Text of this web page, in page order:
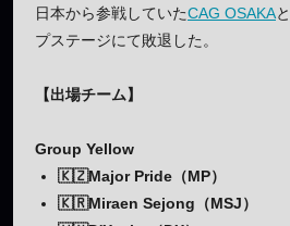
日本から参戦していたCAG OSAKA
プステージにて敗退した。
【出場チーム】
Group Yellow
🇰🇿Major Pride（MP）
🇰🇷Miraen Sejong（MSJ）